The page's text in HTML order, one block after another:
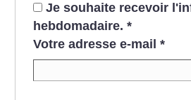
Je souhaite recevoir
hebdomadaire. *
Votre adresse e-mail *